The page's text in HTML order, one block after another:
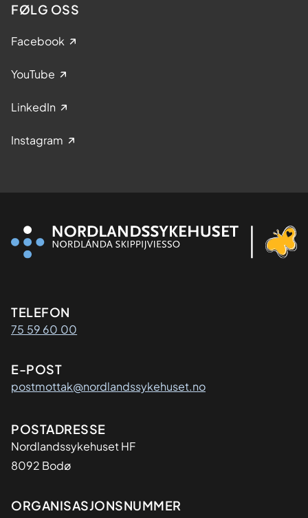
FØLG OSS
Facebook
YouTube
LinkedIn
Instagram
Kontaktinformasjon
TELEFON
75 59 60 00
E-POST
postmottak@nordlandssykehuset.no
Adresse
POSTADRESSE
Nordlandssykehuset HF
8092 Bodø
Organisasjon
ORGANISASJONSNUMMER